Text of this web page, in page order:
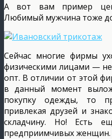
А вот вам пример
Любимый мужчина тоже
Сейчас многие фирмы
физическими лицами —
опт. В отличии от этой
в данный момент
покупку одежды, то
привлекая друзей и
складчину. Но! Есть
предприимчивых женщин.